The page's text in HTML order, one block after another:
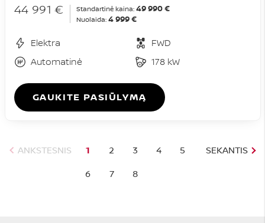
44 991 € Standartinė kaina: 49 990 €
Nuolaida: 4 999 €
Elektra
FWD
Automatinė
178 kW
GAUKITE PASIŪLYMĄ
ANKSTESNIS SEKANTIS
1 2 3 4
5
6
7 8